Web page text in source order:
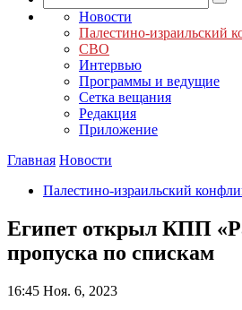
Новости
Палестино-израильский
СВО
Интервью
Программы и ведущие
Сетка вещания
Редакция
Приложение
Главная Новости
Палестино-израильский
Египет открыл КПП
пропуска по спискам
16:45 Ноя. 6, 2023